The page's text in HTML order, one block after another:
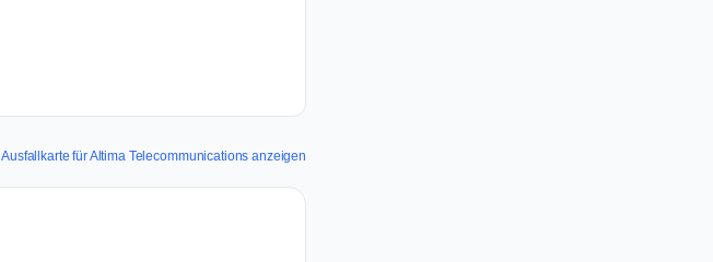
Ausfallkarte für Altima Telecommunications anzeigen